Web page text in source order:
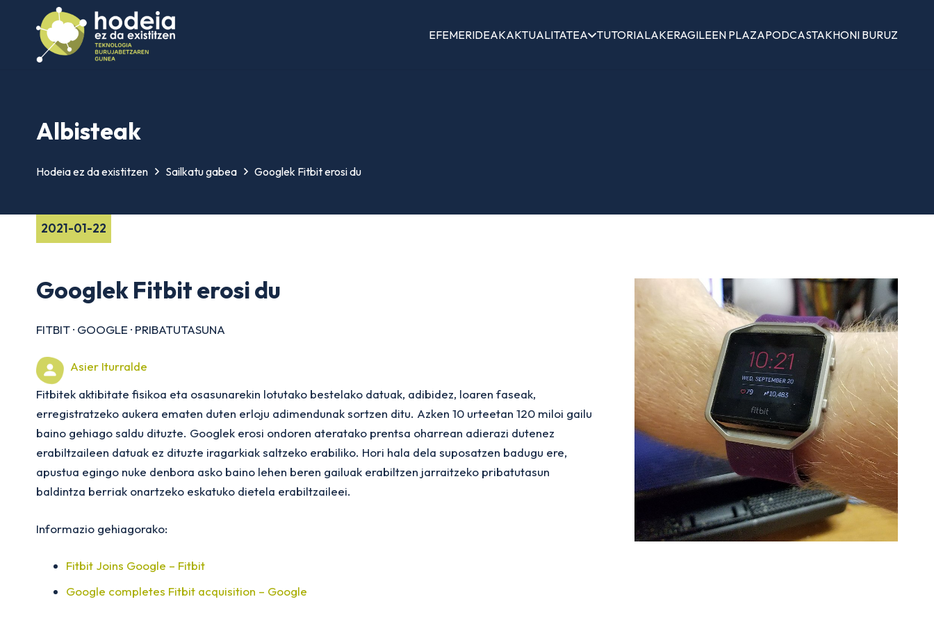
EFEMERIDEAKAKTUALITATEA TUTORIALAKERAGILEEN PLAZAPODCASTAKHONI BURUZ
Albisteak
Hodeia ez da existitzen Sailkatu gabea Googlek Fitbit erosi du
2021-01-22
Googlek Fitbit erosi du
FITBIT· GOOGLE · PRIBATUTASUNA
Asier Iturralde
Fitbitek aktibitate fisikoa eta osasunarekin lotutako bestelako datuak, adibidez, loaren faseak,
erregistratzeko aukera ematen duten erloju adimendunak sortzen ditu. Azken 10 urteetan 120 miloi gailu
baino gehiago saldu dituzte. Googlek erosi ondoren ateratako prentsa oharrean adierazi dutenez
erabiltzaileen datuak ez dituzte iragarkiak saltzeko erabiliko. Hori hala dela suposatzen badugu ere,
apustua egingo nuke denbora asko baino lehen beren gailuak erabiltzen jarraitzeko pribatutasun
baldintza berriak onartzeko eskatuko dietela erabiltzaileei.
Informazio gehiagorako:
Fitbit Joins Google – Fitbit
Google completes Fitbit acquisition – Google